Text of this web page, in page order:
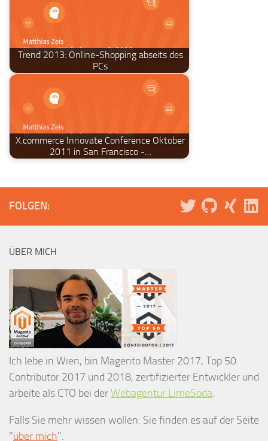
Trend 2013: Online-Shopping abseits des
PCs
X.commerce Innovate Conference Oktober
2011 in San Francisco -…
FOLGEN:
ÜBER MICH
Ich lebe in Wien, bin Magento Master 2017, Top 50
Contributor 2017 und 2018, zertifizierter Entwickler und
arbeite als CTO bei derWebagentur LimeSoda.
Falls Sie mehr wissen wollen: Sie finden es auf der Seite
"über mich".